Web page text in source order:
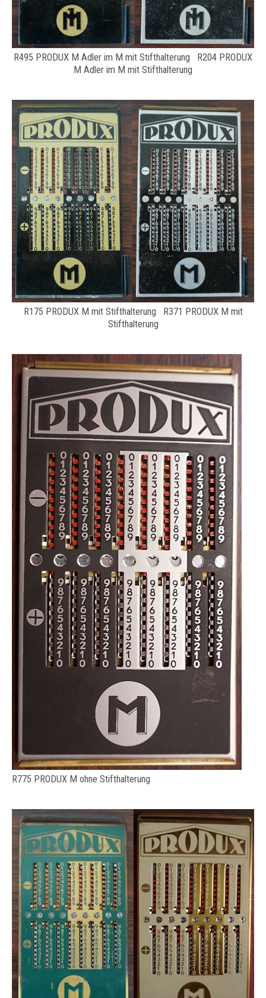
R495 PRODUX M Adler im M mit Stifthalterung R204 PRODUX
M Adler im M mit Stifthalterung
R175 PRODUX M mit Stifthalterung R371 PRODUX M mit
Stifthalterung
R775 PRODUX M ohne Stifthalterung